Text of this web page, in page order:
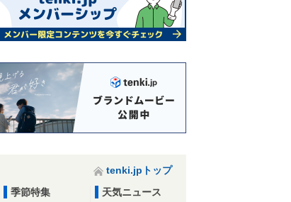
tenki.jpトップ
季節特集
天気ニュース